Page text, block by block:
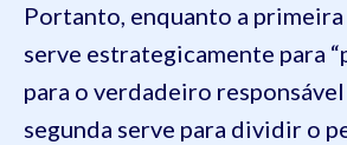
Portanto, enquanto a
serve estrategicamente para
para o verdadeiro
segunda serve para dividir o